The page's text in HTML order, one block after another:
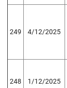
249 4/12/2025
248 1/12/2025